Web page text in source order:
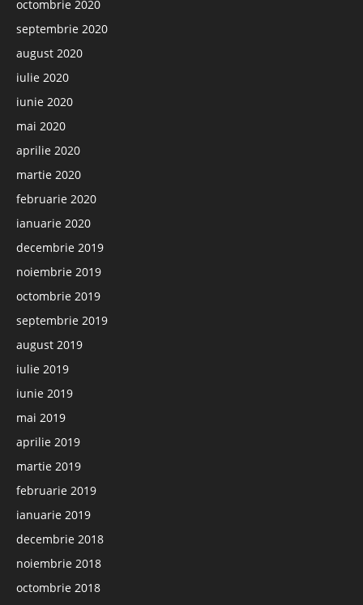
octombrie 2020
septembrie 2020
august 2020
iulie 2020
iunie 2020
mai 2020
aprilie 2020
martie 2020
februarie 2020
ianuarie 2020
decembrie 2019
noiembrie 2019
octombrie 2019
septembrie 2019
august 2019
iulie 2019
iunie 2019
mai 2019
aprilie 2019
martie 2019
februarie 2019
ianuarie 2019
decembrie 2018
noiembrie 2018
octombrie 2018